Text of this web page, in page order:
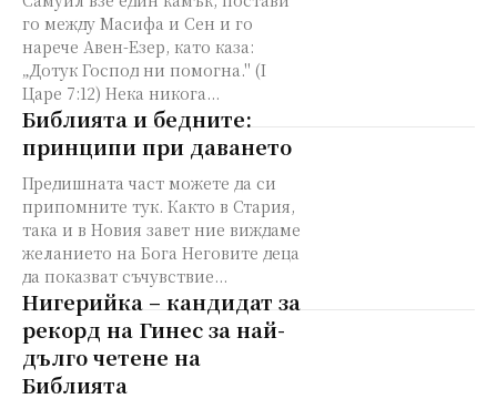
го между Масифа и Сен и го
нарече Авен-Езер, като каза:
„Дотук Господ ни помогна." (I
Царе 7:12) Нека никога...
Библията и бедните:
принципи при даването
Предишната част можете да си
припомните тук. Както в Стария,
така и в Новия завет ние виждаме
желанието на Бога Неговите деца
да показват съчувствие...
Нигерийка – кандидат за
рекорд на Гинес за най-
дълго четене на
Библията